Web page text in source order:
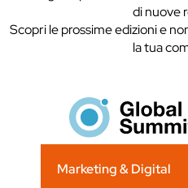
di nuove
Scopri le prossime edizioni e
la tua
Marketing & Digital